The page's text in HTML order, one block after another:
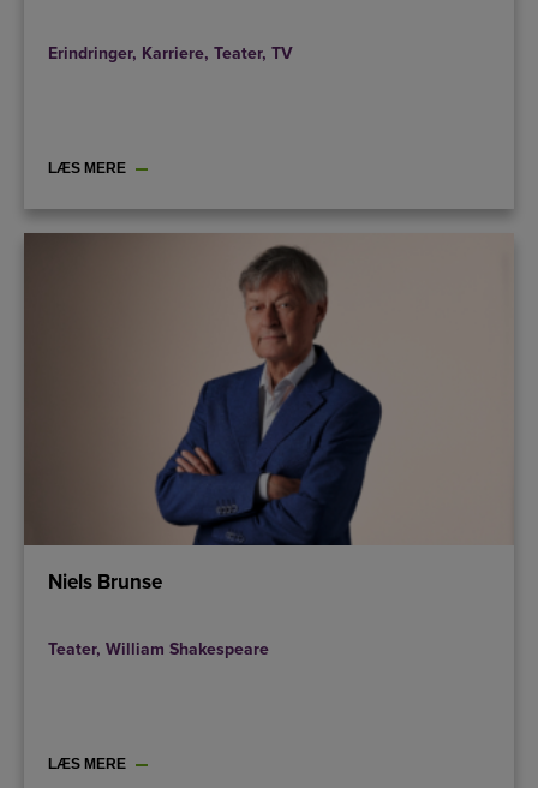
Erindringer, Karriere, Teater, TV
LÆS MERE
Niels Brunse
Teater, William Shakespeare
LÆS MERE